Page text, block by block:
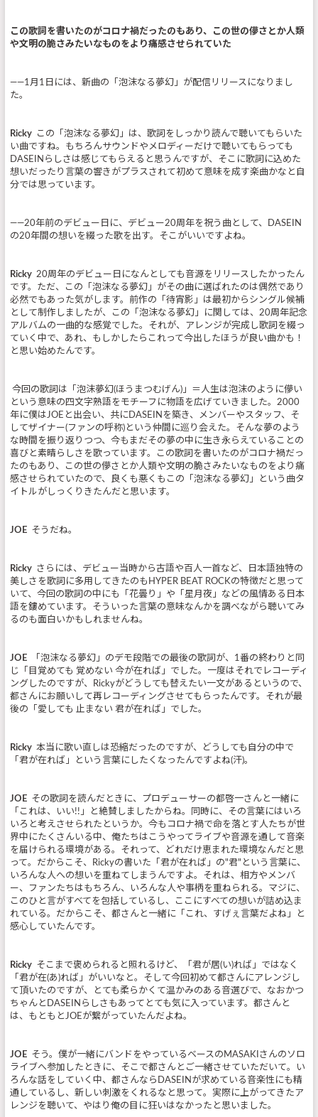
この歌詞を書いたのがコロナ禍だったのもあり、この世の儚さとか人類
や文明の脆さみたいなものをより痛感させられていた
――1月1日には、新曲の「泡沫なる夢幻」が配信リリースになりまし
た。
Ricky この「泡沫なる夢幻」は、歌詞をしっかり読んで聴いてもらいた
い曲ですね。もちろんサウンドやメロディーだけで聴いてもらっても
DASEINらしさは感じてもらえると思うんですが、そこに歌詞に込めた
想いだったり言葉の響きがプラスされて初めて意味を成す楽曲かなと自
分では思っています。
――20年前のデビュー日に、デビュー20周年を祝う曲として、DASEIN
の20年間の想いを綴った歌を出す。そこがいいですよね。
Ricky 20周年のデビュー日になんとしても音源をリリースしたかったん
です。ただ、この「泡沫なる夢幻」がその曲に選ばれたのは偶然であり
必然でもあった気がします。前作の「待宵影」は最初からシングル候補
として制作しましたが、この「泡沫なる夢幻」に関しては、20周年記念
アルバムの一曲的な感覚でした。それが、アレンジが完成し歌詞を綴っ
ていく中で、あれ、もしかしたらこれって今出したほうが良い曲かも！
と思い始めたんです。
今回の歌詞は「泡沫夢幻(ほうまつむげん)」＝人生は泡沫のように儚い
という意味の四文字熟語をモチーフに物語を広げていきました。2000
年に僕はJOEと出会い、共にDASEINを築き、メンバーやスタッフ、そ
してザイナー(ファンの呼称)という仲間に巡り会えた。そんな夢のよう
な時間を振り返りつつ、今もまだその夢の中に生き永らえていることの
喜びと素晴らしさを歌っています。この歌詞を書いたのがコロナ禍だっ
たのもあり、この世の儚さとか人類や文明の脆さみたいなものをより痛
感させられていたので、良くも悪くもこの「泡沫なる夢幻」という曲タ
イトルがしっくりきたんだと思います。
JOE そうだね。
Ricky さらには、デビュー当時から古語や百人一首など、日本語独特の
美しさを歌詞に多用してきたのもHYPER BEAT ROCKの特徴だと思って
いて、今回の歌詞の中にも「花曇り」や「星月夜」などの風情ある日本
語を鏤めています。そういった言葉の意味なんかを調べながら聴いてみ
るのも面白いかもしれませんね。
JOE 「泡沫なる夢幻」のデモ段階での最後の歌詞が、1番の終わりと同
じ「目覚めても 覚めない 今が在れば」でした。一度はそれでレコーディ
ングしたのですが、Rickyがどうしても替えたい一文があるというので、
都さんにお願いして再レコーディングさせてもらったんです。それが最
後の「愛しても 止まない 君が在れば」でした。
Ricky 本当に歌い直しは恐縮だったのですが、どうしても自分の中で
「君が在れば」という言葉にしたくなったんですよね(汗)。
JOE その歌詞を読んだときに、プロデューサーの都啓一さんと一緒に
「これは、いい!!」と絶賛しましたからね。同時に、その言葉にはいろ
いろと考えさせられたというか。今もコロナ禍で命を落とす人たちが世
界中にたくさんいる中、俺たちはこうやってライブや音源を通して音楽
を届けられる環境がある。それって、どれだけ恵まれた環境なんだと思
って。だからこそ、Rickyの書いた「君が在れば」の"君"という言葉に、
いろんな人への想いを重ねてしまうんですよ。それは、相方やメンバ
ー、ファンたちはもちろん、いろんな人や事柄を重ねられる。マジに、
このひと言がすべてを包括しているし、ここにすべての想いが詰め込ま
れている。だからこそ、都さんと一緒に「これ、すげぇ言葉だよね」と
感心していたんです。
Ricky そこまで褒められると照れるけど、「君が居(い)れば」ではなく
「君が在(あ)れば」がいいなと。そして今回初めて都さんにアレンジし
て頂いたのですが、とても柔らかくて温かみのある音選びで、なおかつ
ちゃんとDASEINらしさもあってとても気に入っています。都さんと
は、もともとJOEが繋がっていたんだよね。
JOE そう。僕が一緒にバンドをやっているベースのMASAKIさんのソロ
ライブへ参加したときに、そこで都さんとご一緒させていただいて。い
ろんな話をしていく中、都さんならDASEINが求めている音楽性にも精
通しているし、新しい刺激をくれるなと思って。実際に上がってきたア
レンジを聴いて、やはり俺の目に狂いはなかったと思いました。